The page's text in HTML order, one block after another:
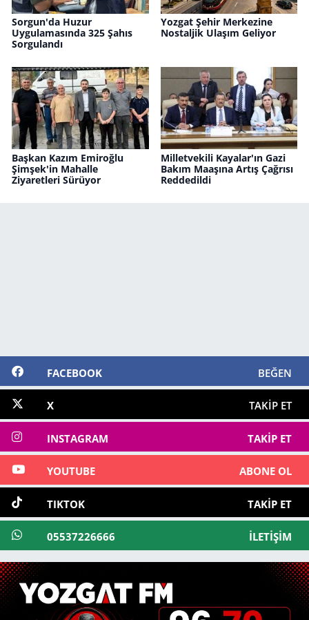
Sorgun'da Huzur
Uygulamasında 325 Şahıs
Sorgulandı
Yozgat Şehir Merkezine
Nostaljik Ulaşım Geliyor
Başkan Kazım Emiroğlu
Şimşek'in Mahalle
Ziyaretleri Sürüyor
Milletvekili Kayalar'ın Gazi
Bakım Maaşına Artış Çağrısı
Reddedildi
FACEBOOK BEĞEN
X TAKIP ET
INSTAGRAM TAKIP ET
YOUTUBE ABONE OL
TIKTOK TAKIP ET
05537226666 İLETIŞIM